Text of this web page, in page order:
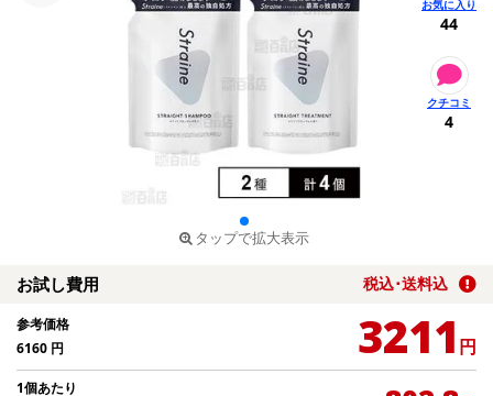
タップで拡大表示
44
4
お試し費用 税込･送料込
参考価格
6160 円 3211 円
1個あたり